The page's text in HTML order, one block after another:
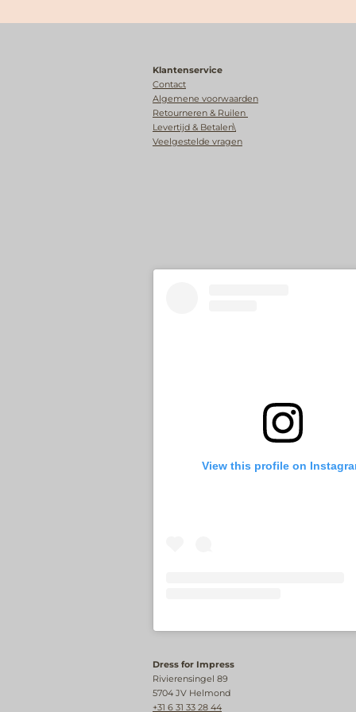
Klantenservice
Contact
Algemene voorwaarden
Retourneren & Ruilen
Levertijd & Betalen\
Veelgestelde vragen
View this profile on
Dress for Impress
Rivierensingel 89
5704 JV Helmond
+31 6 31 33 28 44